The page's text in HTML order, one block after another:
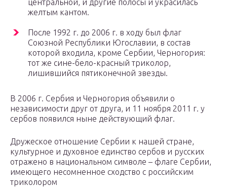
центральной, и другие полосы и украсилась
желтым кантом.
После 1992 г. до 2006 г. в ходу был флаг
Союзной Республики Югославии, в состав
которой входила, кроме Сербии, Черногория:
тот же сине-бело-красный триколор,
лишившийся пятиконечной звезды.
В 2006 г. Сербия и Черногория объявили о
независимости друг от друга, и 11 ноября 2011 г. у
сербов появился ныне действующий флаг.
Дружеское отношение Сербии к нашей стране,
культурное и духовное единство сербов и русских
отражено в национальном символе – флаге Сербии,
имеющего несомненное сходство с российским
триколором